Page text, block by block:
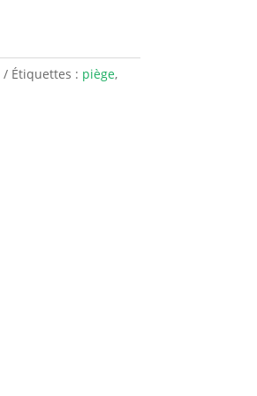
Étiquettes : piège,